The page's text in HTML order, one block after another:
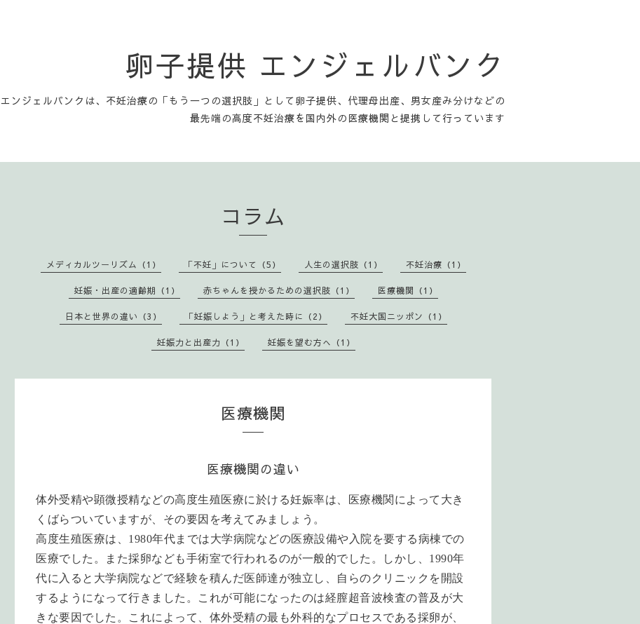
卵子提供 エンジェルバンク
エンジェルバンクは、不妊治療の「もう一つの選択肢」として卵子提供、代理母出産、男女産み分けなどの
最先端の高度不妊治療を国内外の医療機関と提携して行っています
コラム
メディカルツーリズム（1） 「不妊」について（5） 人生の選択肢（1） 不妊治療（1）
妊娠・出産の適齢期（1） 赤ちゃんを授かるための選択肢（1） 医療機関（1）
日本と世界の違い（3） 「妊娠しよう」と考えた時に（2） 不妊大国ニッポン（1）
妊娠力と出産力（1） 妊娠を望む方へ（1）
医療機関
医療機関の違い
体外受精や顕微授精などの高度生殖医療に於ける妊娠率は、医療機関によって大き
くばらついていますが、その要因を考えてみましょう。
高度生殖医療は、 1980年代までは大学病院などの医療設備や入院を要する病棟での
医療でした。また採卵なども手術室で行われるのが一般的でした。しかし、 1990年
代に入ると大学病院などで経験を積んだ医師達が独立し、自らのクリニックを開設
するようになって行きました。これが可能になったのは経膣超音波検査の普及が大
きな要因でした。これによって、体外受精の最も外科的なプロセスである採卵が、